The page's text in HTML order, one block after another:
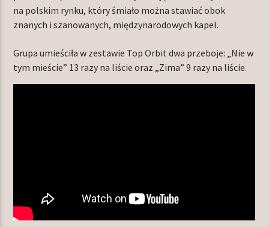
na polskim rynku, który śmiało można stawiać obok
znanych i szanowanych, międzynarodowych kapel.
Grupa umieściła w zestawie Top Orbit dwa przeboje: „Nie w
tym mieście” 13 razy na liście oraz „Zima” 9 razy na liście.